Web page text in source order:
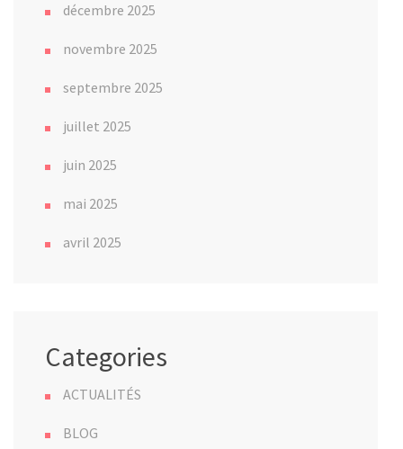
décembre 2025
novembre 2025
septembre 2025
juillet 2025
juin 2025
mai 2025
avril 2025
Categories
ACTUALITÉS
BLOG